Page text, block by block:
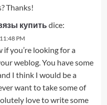
Thanks!
купить dice:
PM
if you’re looking for a
weblog. You have some
I think I would be a
want to take some of
love to write some